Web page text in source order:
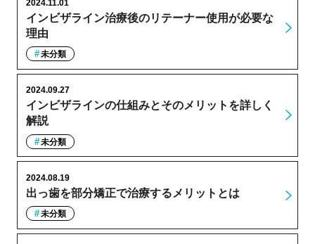
インビザライン治療後のリテーナー使用が必要な
理由
2024.11.01
未分類
インビザラインの仕組みとそのメリットを詳しく
解説
2024.09.27
未分類
出っ歯を部分矯正で治療するメリットとは
2024.08.19
未分類